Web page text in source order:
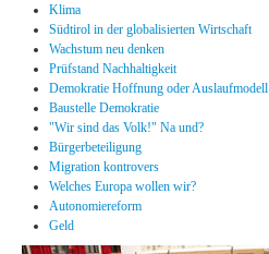
Klima
Südtirol in der globalisierten Wirtschaft
Wachstum neu denken
Prüfstand Nachhaltigkeit
Demokratie Hoffnung oder Auslaufmodell
Baustelle Demokratie
"Wir sind das Volk!" Na und?
Bürgerbeteiligung
Migration kontrovers
Welches Europa wollen wir?
Autonomiereform
Geld